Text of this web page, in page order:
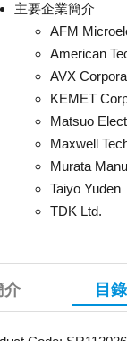
主要企業簡介
AFM
American
AVX
KEMET
Matsuo
Maxwell
Murata
Taiyo Yuden
TDK Ltd.
介 目錄